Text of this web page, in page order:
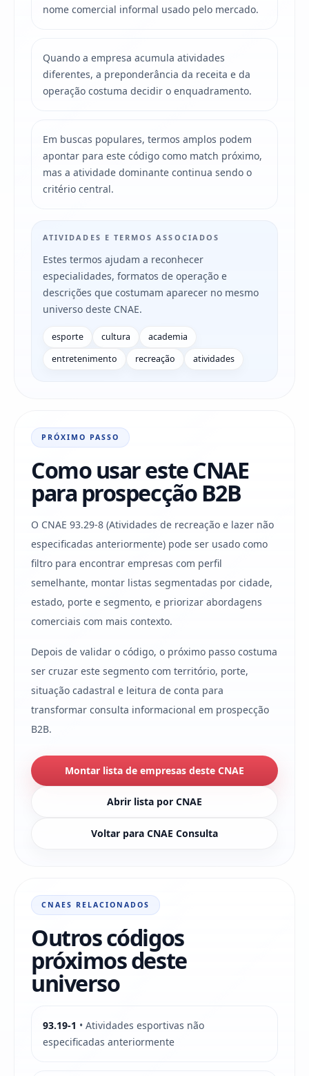
nome comercial informal usado pelo mercado.
Quando a empresa acumula atividades
diferentes, a preponderância da receita e da
operação costuma decidir o enquadramento.
Em buscas populares, termos amplos podem
apontar para este código como match próximo,
mas a atividade dominante continua sendo o
critério central.
ATIVIDADES E TERMOS ASSOCIADOS
Estes termos ajudam a reconhecer
especialidades, formatos de operação e
descrições que costumam aparecer no mesmo
universo deste CNAE.
esporte cultura
academia
entretenimento
recreação atividades
PRÓXIMO PASSO
Como usar este CNAE
para prospecção B2B
O CNAE 93.29-8 (Atividades de recreação e lazer não
especificadas anteriormente) pode ser usado como
filtro para encontrar empresas com perfil
semelhante, montar listas segmentadas por cidade,
estado, porte e segmento, e priorizar abordagens
comerciais com mais contexto.
Depois de validar o código, o próximo passo costuma
ser cruzar este segmento com território, porte,
situação cadastral e leitura de conta para
transformar consulta informacional em prospecção
B2B.
Montar lista de empresas deste CNAE
Abrir lista por CNAE
Voltar para CNAE Consulta
CNAES RELACIONADOS
Outros códigos
próximos deste
universo
93.19-1 • Atividades esportivas não
especificadas anteriormente